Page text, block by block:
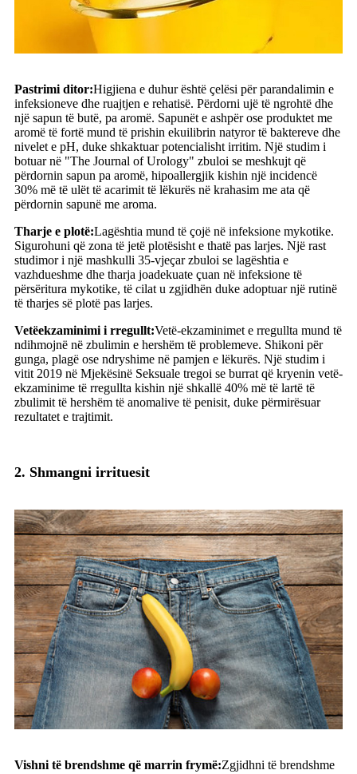
Pastrimi ditor:Higjiena e duhur është çelësi për parandalimin e
infeksioneve dhe ruajtjen e rehatisë. Përdorni ujë të ngrohtë dhe
një sapun të butë, pa aromë. Sapunët e ashpër ose produktet me
aromë të fortë mund të prishin ekuilibrin natyror të baktereve dhe
nivelet e pH, duke shkaktuar potencialisht irritim. Një studim i
botuar në "The Journal of Urology" zbuloi se meshkujt që
përdornin sapun pa aromë, hipoallergjik kishin një incidencë
30% më të ulët të acarimit të lëkurës në krahasim me ata që
përdornin sapunë me aroma.
Tharje e plotë:Lagështia mund të çojë në infeksione mykotike.
Sigurohuni që zona të jetë plotësisht e thatë pas larjes. Një rast
studimor i një mashkulli 35-vjeçar zbuloi se lagështia e
vazhdueshme dhe tharja joadekuate çuan në infeksione të
përsëritura mykotike, të cilat u zgjidhën duke adoptuar një rutinë
të tharjes së plotë pas larjes.
Vetëekzaminimi i rregullt:Vetë-ekzaminimet e rregullta mund të
ndihmojnë në zbulimin e hershëm të problemeve. Shikoni për
gunga, plagë ose ndryshime në pamjen e lëkurës. Një studim i
vitit 2019 në Mjekësinë Seksuale tregoi se burrat që kryenin vetë-
ekzaminime të rregullta kishin një shkallë 40% më të lartë të
zbulimit të hershëm të anomalive të penisit, duke përmirësuar
rezultatet e trajtimit.
2. Shmangni irrituesit
Vishni të brendshme që marrin frymë:Zgjidhni të brendshme